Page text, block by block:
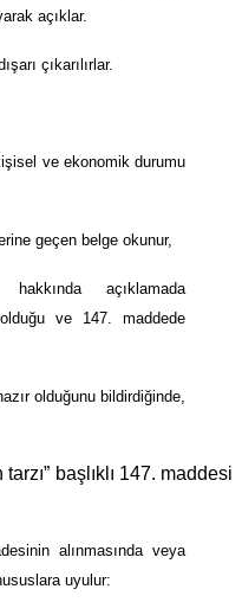
açıklar.
çıkarılırlar.
ve ekonomik durumu
geçen belge okunur,
açıklamada
ve 147. maddede
olduğunu bildirdiğinde,
başlıklı 147. maddesi
alınmasında veya
uyulur: